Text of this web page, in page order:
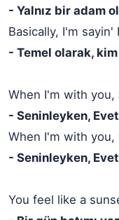
- Yalnız bir adam
Basically, I'm
- Temel olarak,
When I'm with you,
- Seninleyken, Evet
When I'm with you,
- Seninleyken, Evet
You feel like a